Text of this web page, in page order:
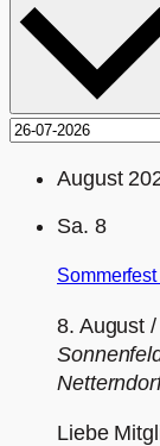
August
Sa. 8
8. August
Liebe